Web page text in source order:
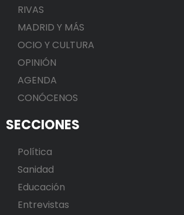
RIVAS
MADRID Y MÁS
OCIO Y CULTURA
OPINIÓN
AGENDA
CONÓCENOS
SECCIONES
Política
Sanidad
Educación
Entrevistas